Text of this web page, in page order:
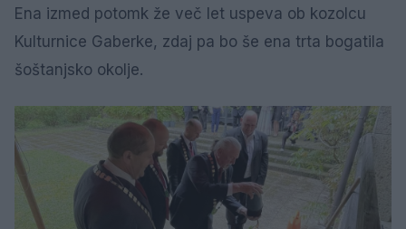
Ena izmed potomk že več let uspeva ob kozolcu
Kulturnice Gaberke, zdaj pa bo še ena trta bogatila
šoštanjsko okolje.